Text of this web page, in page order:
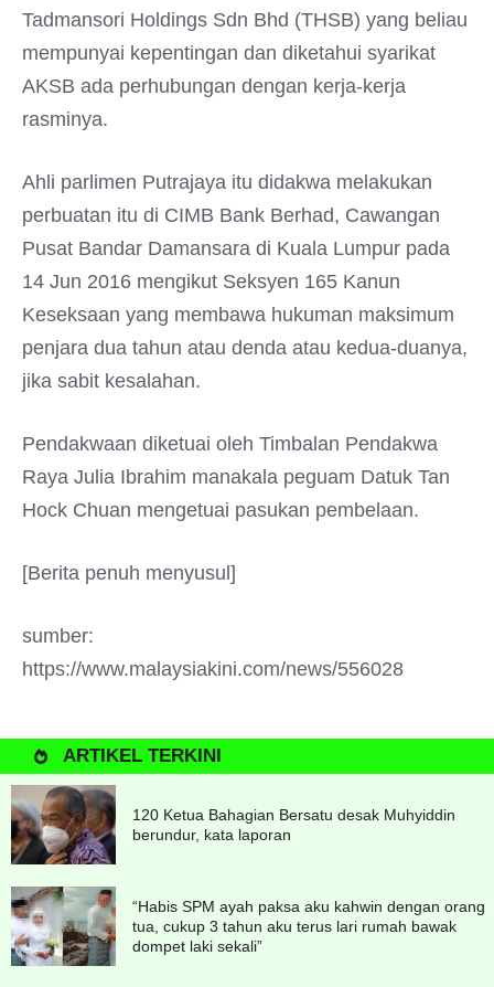
Tadmansori Holdings Sdn Bhd (THSB) yang beliau
mempunyai kepentingan dan diketahui syarikat
AKSB ada perhubungan dengan kerja-kerja
rasminya.
Ahli parlimen Putrajaya itu didakwa melakukan
perbuatan itu di CIMB Bank Berhad, Cawangan
Pusat Bandar Damansara di Kuala Lumpur pada
14 Jun 2016 mengikut Seksyen 165 Kanun
Keseksaan yang membawa hukuman maksimum
penjara dua tahun atau denda atau kedua-duanya,
jika sabit kesalahan.
Pendakwaan diketuai oleh Timbalan Pendakwa
Raya Julia Ibrahim manakala peguam Datuk Tan
Hock Chuan mengetuai pasukan pembelaan.
[Berita penuh menyusul]
sumber:
https://www.malaysiakini.com/news/556028
ARTIKEL TERKINI
120 Ketua Bahagian Bersatu desak Muhyiddin
berundur, kata laporan
“Habis SPM ayah paksa aku kahwin dengan orang
tua, cukup 3 tahun aku terus lari rumah bawak
dompet laki sekali”